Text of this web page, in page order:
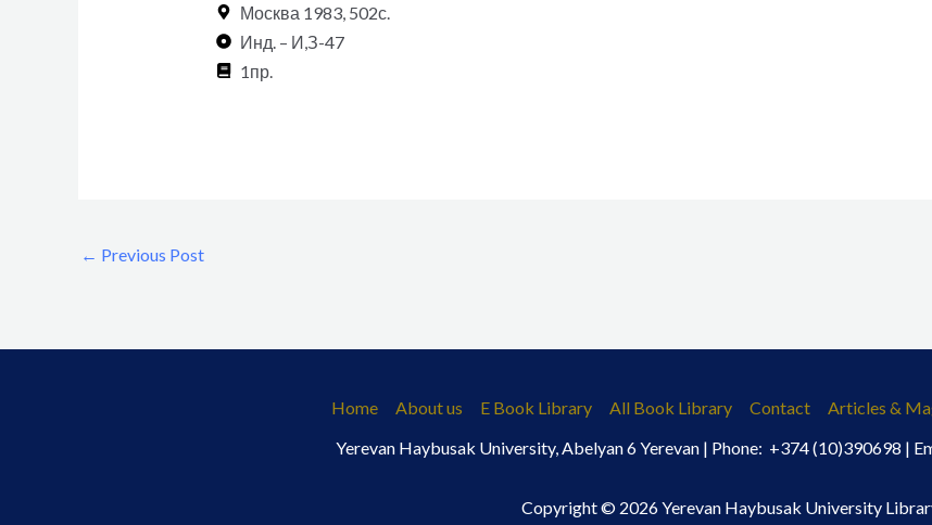
Москва 1983, 502с.
Инд. – И,З-47
1пр.
← Previous Post
Home About us E Book Library All Book Library Contact Articles &
Yerevan Haybusak University, Abelyan 6 Yerevan | Phone: +374 (10)390698 |
Copyright © 2026 Yerevan Haybusak University